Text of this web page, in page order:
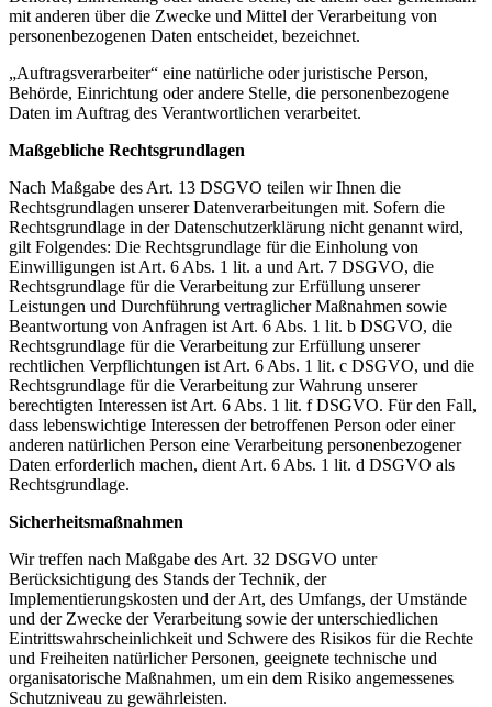
mit anderen über die Zwecke und Mittel der Verarbeitung von
personenbezogenen Daten entscheidet, bezeichnet.
„Auftragsverarbeiter“ eine natürliche oder juristische Person,
Behörde, Einrichtung oder andere Stelle, die personenbezogene
Daten im Auftrag des Verantwortlichen verarbeitet.
Maßgebliche Rechtsgrundlagen
Nach Maßgabe des Art. 13 DSGVO teilen wir Ihnen die
Rechtsgrundlagen unserer Datenverarbeitungen mit. Sofern die
Rechtsgrundlage in der Datenschutzerklärung nicht genannt wird,
gilt Folgendes: Die Rechtsgrundlage für die Einholung von
Einwilligungen ist Art. 6 Abs. 1 lit. a und Art. 7 DSGVO, die
Rechtsgrundlage für die Verarbeitung zur Erfüllung unserer
Leistungen und Durchführung vertraglicher Maßnahmen sowie
Beantwortung von Anfragen ist Art. 6 Abs. 1 lit. b DSGVO, die
Rechtsgrundlage für die Verarbeitung zur Erfüllung unserer
rechtlichen Verpflichtungen ist Art. 6 Abs. 1 lit. c DSGVO, und die
Rechtsgrundlage für die Verarbeitung zur Wahrung unserer
berechtigten Interessen ist Art. 6 Abs. 1 lit. f DSGVO. Für den Fall,
dass lebenswichtige Interessen der betroffenen Person oder einer
anderen natürlichen Person eine Verarbeitung personenbezogener
Daten erforderlich machen, dient Art. 6 Abs. 1 lit. d DSGVO als
Rechtsgrundlage.
Sicherheitsmaßnahmen
Wir treffen nach Maßgabe des Art. 32 DSGVO unter
Berücksichtigung des Stands der Technik, der
Implementierungskosten und der Art, des Umfangs, der Umstände
und der Zwecke der Verarbeitung sowie der unterschiedlichen
Eintrittswahrscheinlichkeit und Schwere des Risikos für die Rechte
und Freiheiten natürlicher Personen, geeignete technische und
organisatorische Maßnahmen, um ein dem Risiko angemessenes
Schutzniveau zu gewährleisten.